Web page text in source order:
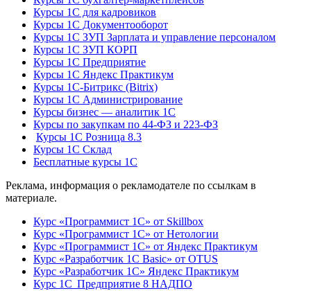
Курсы 1С для кадровиков
Курсы 1С Документооборот
Курсы 1С ЗУП Зарплата и управление персоналом
Курсы 1С ЗУП КОРП
Курсы 1С Предприятие
Курсы 1С Яндекс Практикум
Курсы 1С-Битрикс (Bitrix)
Курсы 1С Администрирование
Курсы бизнес — аналитик 1С
Курсы по закупкам по 44‑ФЗ и 223‑ФЗ
Курсы 1С Розница 8.3
Курсы 1С Склад
Бесплатные курсы 1С
Реклама, информация о рекламодателе по ссылкам в
материале.
Курс «Программист 1С» от Skillbox
Курс «Программист 1С» от Нетологии
Курс «Программист 1С» от Яндекс Практикум
Курс «Разработчик 1С Basic» от OTUS
Курс «Разработчик 1С» Яндекс Практикум
Курс 1С Предприятие 8 НАДПО